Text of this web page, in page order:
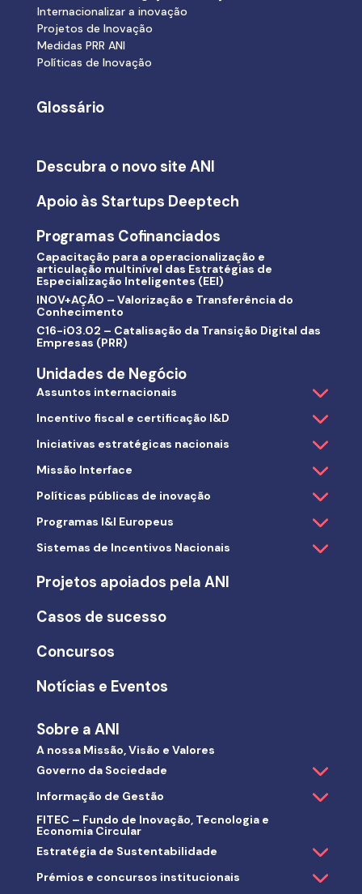
Internacionalizar a inovação
Projetos de Inovação
Medidas PRR ANI
Políticas de Inovação
Glossário
Descubra o novo site ANI
Apoio às Startups Deeptech
Programas Cofinanciados
Capacitação para a operacionalização e
articulação multinível das Estratégias de
Especialização Inteligentes (EEI)
INOV+AÇÃO – Valorização e Transferência do
Conhecimento
C16-i03.02 – Catalisação da Transição Digital das
Empresas (PRR)
Unidades de Negócio
Assuntos internacionais
Incentivo fiscal e certificação I&D
Iniciativas estratégicas nacionais
Missão Interface
Políticas públicas de inovação
Programas I&I Europeus
Sistemas de Incentivos Nacionais
Projetos apoiados pela ANI
Casos de sucesso
Concursos
Notícias e Eventos
Sobre a ANI
A nossa Missão, Visão e Valores
Governo da Sociedade
Informação de Gestão
FITEC – Fundo de Inovação, Tecnologia e
Economia Circular
Estratégia de Sustentabilidade
Prémios e concursos institucionais